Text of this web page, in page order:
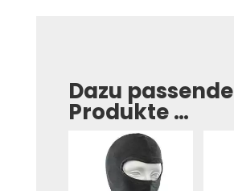
Dazu passende
Produkte …